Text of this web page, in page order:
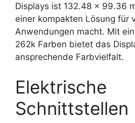
Displays ist 132.48 x 99.36
einer kompakten Lösung für
Anwendungen macht. Mit
262k Farben bietet das
ansprechende Farbvielfalt.
Elektrische
Schnittstellen